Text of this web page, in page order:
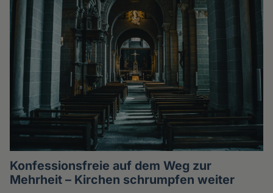
Konfessionsfreie auf dem Weg zur
Mehrheit – Kirchen schrumpfen weiter